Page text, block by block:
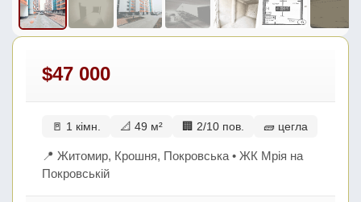
$47 000
🚪 1 кімн. 📐 49 м² 🏢 2/10 пов. 🧱 цегла
📍 Житомир, Крошня, Покровська • ЖК Мрія на
Покровській